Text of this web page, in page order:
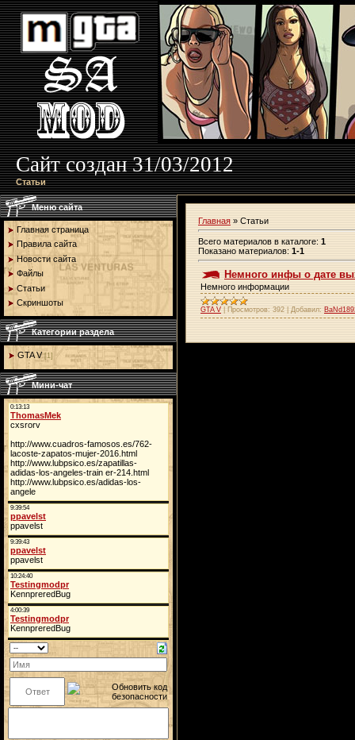
Сайт создан 31/03/2012
Статьи
Меню сайта
Главная страница
Правила сайта
Новости сайта
Файлы
Статьи
Скриншоты
Категории раздела
GTA V [1]
Мини-чат
Главная » Статьи
Всего материалов в каталоге: 1
Показано материалов: 1-1
Немного инфы о дате
Немного информации
GTA V Просмотров: 392 Добавил: